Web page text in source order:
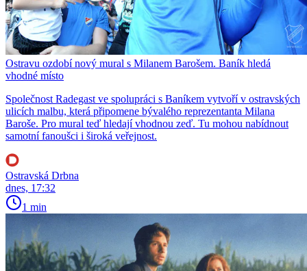
Ostravu ozdobí nový mural s Milanem Barošem. Baník hledá
vhodné místo
Společnost Radegast ve spolupráci s Baníkem vytvoří v ostravských
ulicích malbu, která připomene bývalého reprezentanta Milana
Baroše. Pro mural teď hledají vhodnou zeď. Tu mohou nabídnout
samotní fanoušci i široká veřejnost.
Ostravská Drbna
dnes, 17:32
1 min